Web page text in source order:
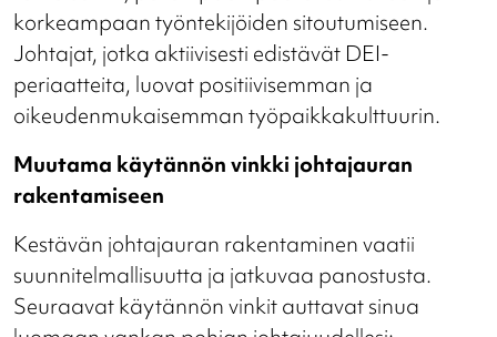
korkeampaan työntekijöiden sitoutumiseen.
Johtajat, jotka aktiivisesti edistävät DEI-
periaatteita, luovat positiivisemman ja
oikeudenmukaisemman työpaikkakulttuurin.
Muutama käytännön vinkki johtajauran
rakentamiseen
Kestävän johtajauran rakentaminen vaatii
suunnitelmallisuutta ja jatkuvaa panostusta.
Seuraavat käytännön vinkit auttavat sinua